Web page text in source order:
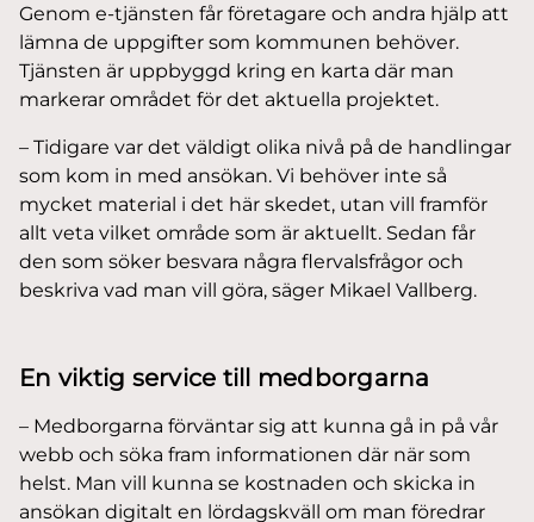
Genom e-tjänsten får företagare och andra hjälp att
lämna de uppgifter som kommunen behöver.
Tjänsten är uppbyggd kring en karta där man
markerar området för det aktuella projektet.
– Tidigare var det väldigt olika nivå på de handlingar
som kom in med ansökan. Vi behöver inte så
mycket material i det här skedet, utan vill framför
allt veta vilket område som är aktuellt. Sedan får
den som söker besvara några flervalsfrågor och
beskriva vad man vill göra, säger Mikael Vallberg.
En viktig service till medborgarna
– Medborgarna förväntar sig att kunna gå in på vår
webb och söka fram informationen där när som
helst. Man vill kunna se kostnaden och skicka in
ansökan digitalt en lördagskväll om man föredrar